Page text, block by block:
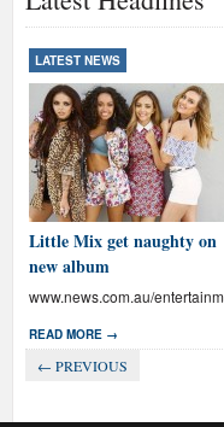
LATEST NEWS
Little Mix get naughty on
new album
www.news.com.au/
READ MORE →
← PREVIOUS